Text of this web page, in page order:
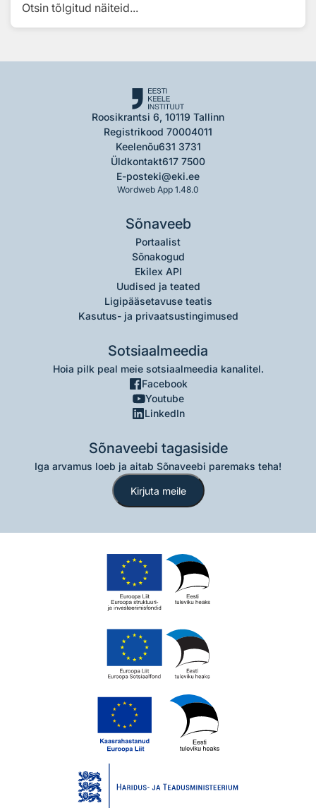
Otsin tõlgitud näiteid...
Roosikrantsi 6, 10119 Tallinn
Registrikood 70004011
Keelenõu631 3731
Üldkontakt617 7500
E-posteki@eki.ee
Wordweb App 1.48.0
Sõnaveeb
Portaalist
Sõnakogud
Ekilex API
Uudised ja teated
Ligipääsetavuse teatis
Kasutus- ja privaatsustingimused
Sotsiaalmeedia
Hoia pilk peal meie sotsiaalmeedia kanalitel.
Facebook
Youtube
LinkedIn
Sõnaveebi tagasiside
Iga arvamus loeb ja aitab Sõnaveebi paremaks teha!
Kirjuta meile